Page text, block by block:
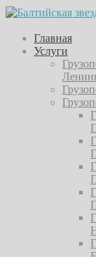
Главная
Услуги